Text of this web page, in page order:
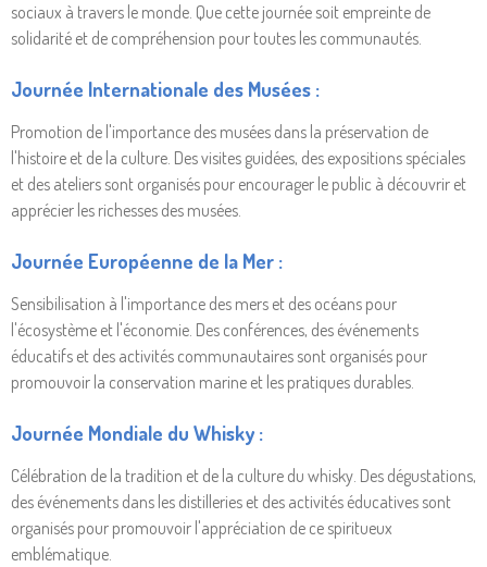
sociaux à travers le monde. Que cette journée soit empreinte de
solidarité et de compréhension pour toutes les communautés.
Journée Internationale des Musées :
Promotion de l'importance des musées dans la préservation de
l'histoire et de la culture. Des visites guidées, des expositions spéciales
et des ateliers sont organisés pour encourager le public à découvrir et
apprécier les richesses des musées.
Journée Européenne de la Mer :
Sensibilisation à l'importance des mers et des océans pour
l'écosystème et l'économie. Des conférences, des événements
éducatifs et des activités communautaires sont organisés pour
promouvoir la conservation marine et les pratiques durables.
Journée Mondiale du Whisky :
Célébration de la tradition et de la culture du whisky. Des dégustations,
des événements dans les distilleries et des activités éducatives sont
organisés pour promouvoir l'appréciation de ce spiritueux
emblématique.